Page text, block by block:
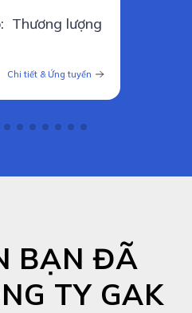
Thương lượng
Chi tiết & Ứng tuyển
BẠN ĐÃ
TY GAK